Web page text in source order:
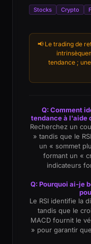
Stocks Crypto
📢 Le trading de
tendance ;
Q: Comment
tendance à l'aide
Recherchez un
» tandis que le
un « sommet
formant un «
indicateurs
Q: Pourquoi ai-je
Le RSI identifie la
tandis que le
MACD fournit le
» pour garantir